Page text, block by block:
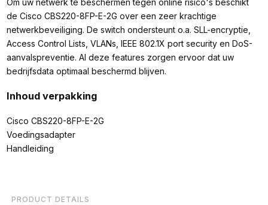
Om uw netwerk te beschermen tegen online risico's beschikt
de Cisco CBS220-8FP-E-2G over een zeer krachtige
netwerkbeveiliging. De switch ondersteunt o.a. SLL-encryptie,
Access Control Lists, VLANs, IEEE 802.1X port security en DoS-
aanvalspreventie. Al deze features zorgen ervoor dat uw
bedrijfsdata optimaal beschermd blijven.
Inhoud verpakking
Cisco CBS220-8FP-E-2G
Voedingsadapter
Handleiding
PRODUCT DETAILS